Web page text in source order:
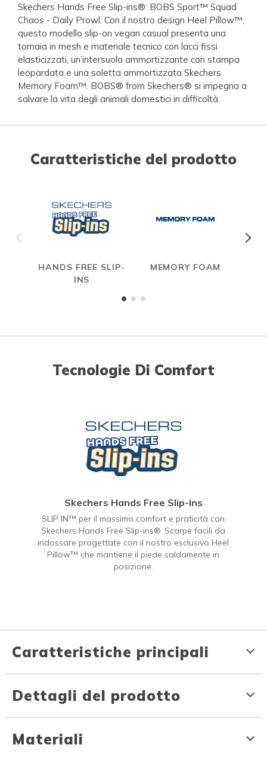
Skechers Hands Free Slip-ins®: BOBS Sport™ Squad
Chaos - Daily Prowl. Con il nostro design Heel Pillow™,
questo modello slip-on vegan casual presenta una
tomaia in mesh e materiale tecnico con lacci fissi
elasticizzati, un’intersuola ammortizzante con stampa
leopardata e una soletta ammortizzata Skechers
Memory Foam™. BOBS® from Skechers® si impegna a
salvare la vita degli animali domestici in difficoltà.
Caratteristiche del prodotto
HANDS FREE SLIP-
INS
MEMORY FOAM
Tecnologie Di Comfort
Skechers Hands Free Slip-Ins
SLIP IN™ per il massimo comfort e praticità con
Skechers Hands Free Slip-ins®. Scarpe facili da
indossare progettate con il nostro esclusivo Heel
Pillow™ che mantiene il piede saldamente in
posizione.
Caratteristiche principali
Dettagli del prodotto
Materiali